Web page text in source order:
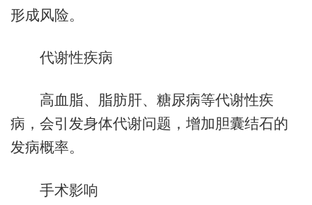
形成风险。
代谢性疾病
高血脂、脂肪肝、糖尿病等代谢性疾
病，会引发身体代谢问题，增加胆囊结石的
发病概率。
手术影响